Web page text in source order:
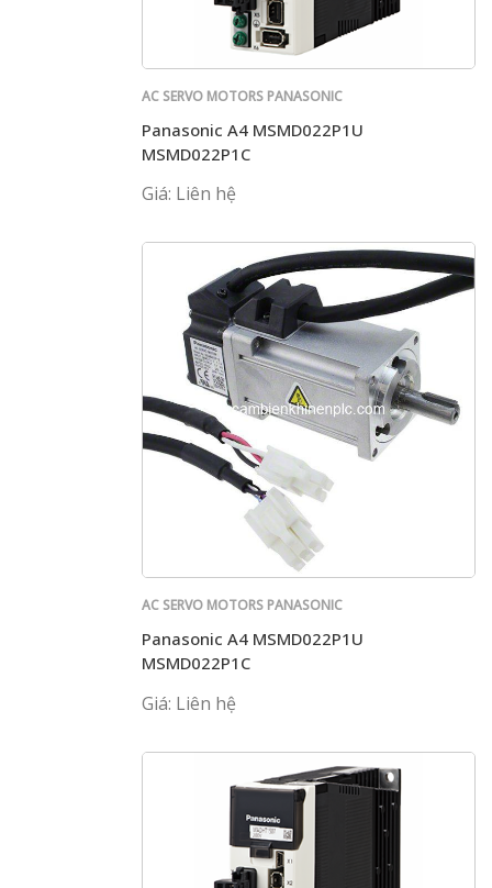
AC SERVO MOTORS PANASONIC
Panasonic A4 MSMD022P1U
MSMD022P1C
Giá: Liên hệ
AC SERVO MOTORS PANASONIC
Panasonic A4 MSMD022P1U
MSMD022P1C
Giá: Liên hệ